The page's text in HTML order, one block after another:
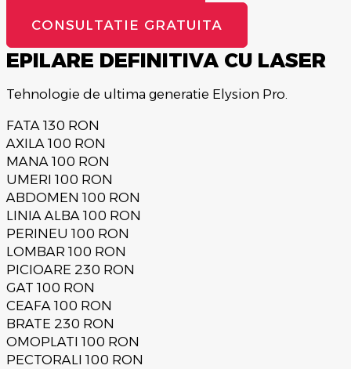
CONSULTATIE GRATUITA
EPILARE DEFINITIVA CU LASER
Tehnologie de ultima generatie Elysion Pro.
FATA 130 RON
AXILA 100 RON
MANA 100 RON
UMERI 100 RON
ABDOMEN 100 RON
LINIA ALBA 100 RON
PERINEU 100 RON
LOMBAR 100 RON
PICIOARE 230 RON
GAT 100 RON
CEAFA 100 RON
BRATE 230 RON
OMOPLATI 100 RON
PECTORALI 100 RON